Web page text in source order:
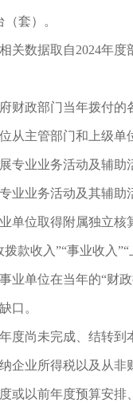
（套）。
关数据取自2024年
财政部门当年拨付的
从主管部门和上级单
专业业务活动及辅助
业业务活动及其辅
单位取得附属独立
款收入”“事业收入
业单位在当年的“财
口。
度尚未完成、结转
企业所得税以及从
或以前年度预算安